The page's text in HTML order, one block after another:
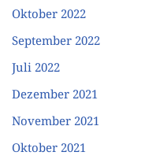
Oktober 2022
September 2022
Juli 2022
Dezember 2021
November 2021
Oktober 2021